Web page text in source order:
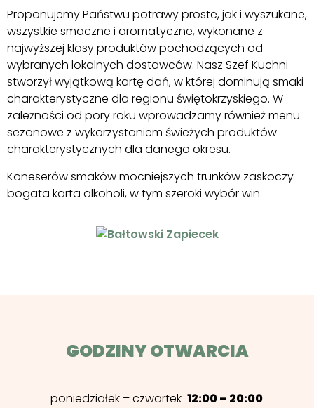
Proponujemy Państwu potrawy proste, jak i wyszukane,
wszystkie smaczne i aromatyczne, wykonane z
najwyższej klasy produktów pochodzących od
wybranych lokalnych dostawców. Nasz Szef Kuchni
stworzył wyjątkową kartę dań, w której dominują smaki
charakterystyczne dla regionu świętokrzyskiego. W
zależności od pory roku wprowadzamy również menu
sezonowe z wykorzystaniem świeżych produktów
charakterystycznych dla danego okresu.
Koneserów smaków mocniejszych trunków zaskoczy
bogata karta alkoholi, w tym szeroki wybór win.
GODZINY OTWARCIA
poniedziałek – czwartek12:00 – 20:00